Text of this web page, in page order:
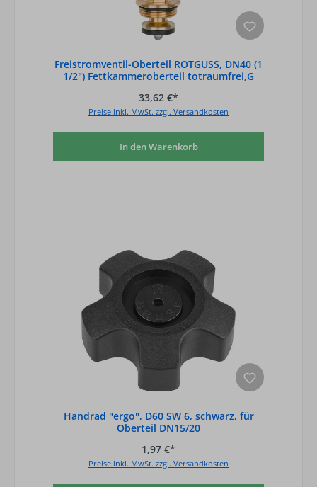
Freistromventil-Oberteil ROTGUSS, DN40 (1
1/2") Fettkammeroberteil totraumfrei,G
33,62 €*
Preise inkl. MwSt. zzgl. Versandkosten
In den Warenkorb
Handrad "ergo", D60 SW 6, schwarz, für
Oberteil DN15/20
1,97 €*
Preise inkl. MwSt. zzgl. Versandkosten